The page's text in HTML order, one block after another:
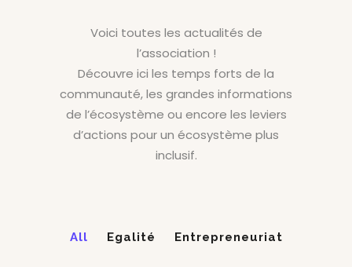
Voici toutes les actualités de
l’association !
Découvre ici les temps forts de la
communauté, les grandes informations
de l’écosystème ou encore les leviers
d’actions pour un écosystème plus
inclusif.
All Egalité Entrepreneuriat